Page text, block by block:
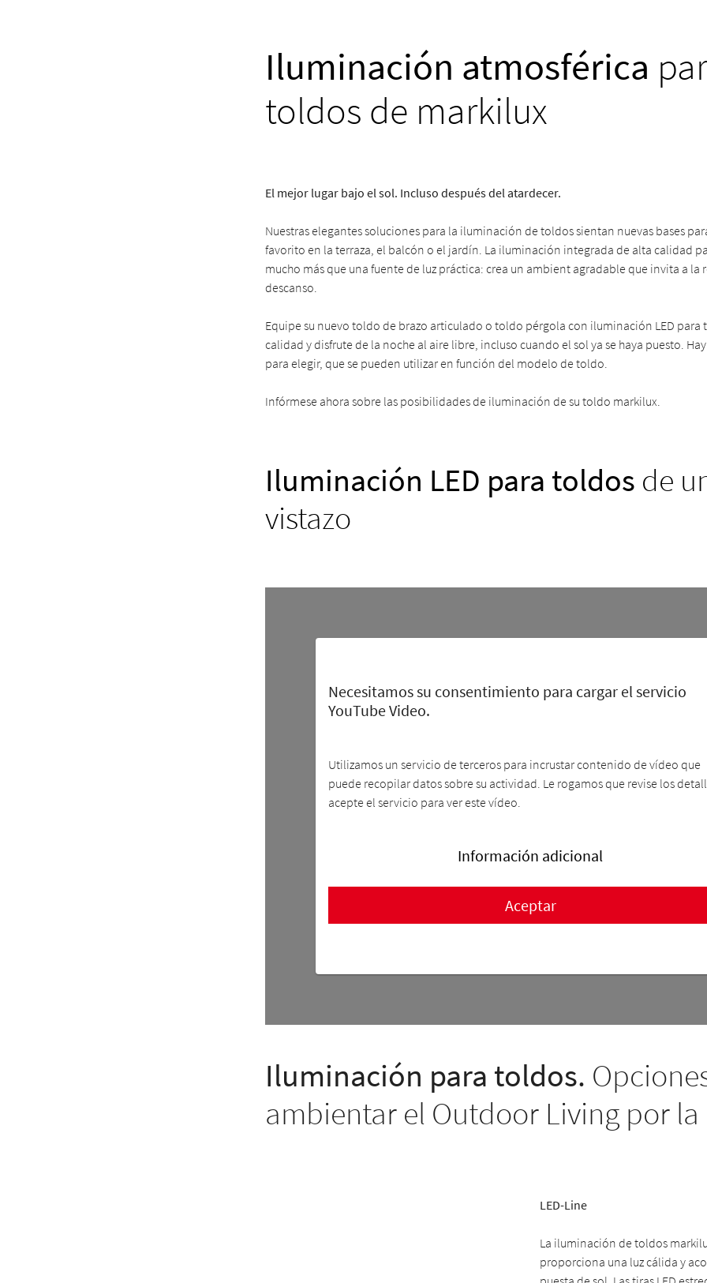
Iluminación atmosférica
toldos de markilux
El mejor lugar bajo el sol. Incluso después del atardecer.
Nuestras elegantes soluciones para la iluminación de toldos sientan nuevas bases
favorito en la terraza, el balcón o el jardín. La iluminación integrada de alta calidad
mucho más que una fuente de luz práctica: crea un ambient agradable que invita a la
descanso.
Equipe su nuevo toldo de brazo articulado o toldo pérgola con iluminación LED para
calidad y disfrute de la noche al aire libre, incluso cuando el sol ya se haya puesto.
para elegir, que se pueden utilizar en función del modelo de toldo.
Infórmese ahora sobre las posibilidades de iluminación de su toldo markilux.
Iluminación LED para toldos de
vistazo
Necesitamos su consentimiento para cargar el servicio
YouTube Video.
Utilizamos un servicio de terceros para incrustar contenido de vídeo que
puede recopilar datos sobre su actividad. Le rogamos que revise los
acepte el servicio para ver este vídeo.
Información adicional
Aceptar
Iluminación para toldos.
ambientar el Outdoor Living por
LED-Line
La iluminación de toldos
proporciona una luz cálida y